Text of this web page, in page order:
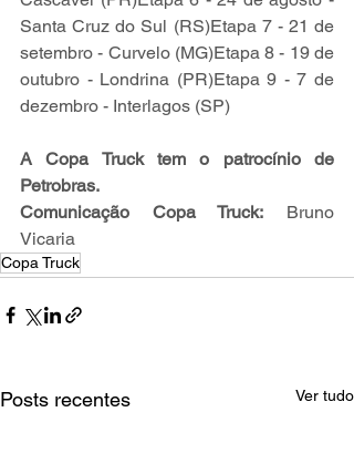
Santa Cruz do Sul (RS)Etapa 7 - 21 de
setembro - Curvelo (MG)Etapa 8 - 19 de
outubro - Londrina (PR)Etapa 9 - 7 de
dezembro - Interlagos (SP)
A Copa Truck tem o patrocínio de
Petrobras.
Comunicação Copa Truck: Bruno
Vicaria
Copa Truck
Posts recentes Ver tudo